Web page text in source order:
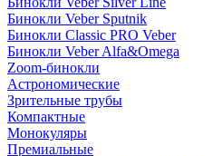
Бинокли Veber Sputnik
Бинокли Classic PRO Veber
Бинокли Veber Alfa&Omega
Zoom-бинокли
Астрономические
Зрительные трубы
Компактные
Монокуляры
Премиальные